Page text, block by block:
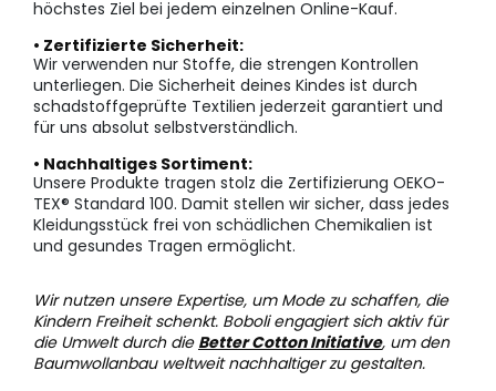
höchstes Ziel bei jedem einzelnen Online-Kauf.
• Zertifizierte Sicherheit:
Wir verwenden nur Stoffe, die strengen Kontrollen
unterliegen. Die Sicherheit deines Kindes ist durch
schadstoffgeprüfte Textilien jederzeit garantiert und
für uns absolut selbstverständlich.
• Nachhaltiges Sortiment:
Unsere Produkte tragen stolz die Zertifizierung OEKO-
TEX® Standard 100. Damit stellen wir sicher, dass jedes
Kleidungsstück frei von schädlichen Chemikalien ist
und gesundes Tragen ermöglicht.
Wir nutzen unsere Expertise, um Mode zu schaffen, die
Kindern Freiheit schenkt. Boboli engagiert sich aktiv für
die Umwelt durch die Better Cotton Initiative, um den
Baumwollanbau weltweit nachhaltiger zu gestalten.